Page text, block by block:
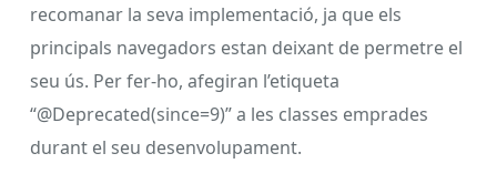
recomanar la seva implementació, ja que els
principals navegadors estan deixant de permetre el
seu ús. Per fer-ho, afegiran l’etiqueta
“@Deprecated(since=9)” a les classes emprades
durant el seu desenvolupament.